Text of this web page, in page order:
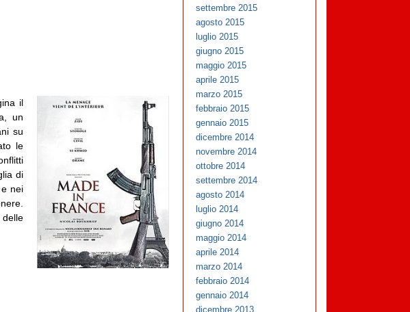
il
un
su
le
di
nei
delle
settembre 2015
agosto 2015
luglio 2015
giugno 2015
maggio 2015
aprile 2015
marzo 2015
febbraio 2015
gennaio 2015
dicembre 2014
novembre 2014
ottobre 2014
settembre 2014
agosto 2014
luglio 2014
giugno 2014
maggio 2014
aprile 2014
marzo 2014
febbraio 2014
gennaio 2014
dicembre 2013